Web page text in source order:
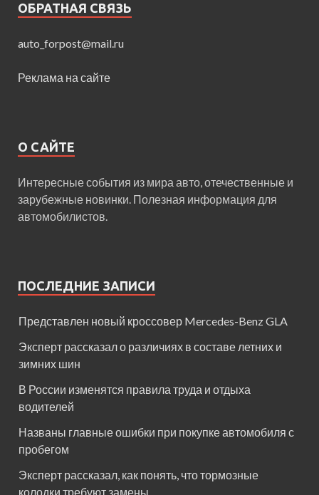
ОБРАТНАЯ СВЯЗЬ
auto_forpost@mail.ru
Реклама на сайте
О САЙТЕ
Интересные события из мира авто, отечественные и
зарубежные новинки. Полезная информация для
автомобилистов.
ПОСЛЕДНИЕ ЗАПИСИ
Представлен новый кроссовер Mercedes-Benz GLA
Эксперт рассказал о различиях в составе летних и
зимних шин
В России изменятся правила труда и отдыха
водителей
Названы главные ошибки при покупке автомобиля с
пробегом
Эксперт рассказал, как понять, что тормозные
колодки требуют замены